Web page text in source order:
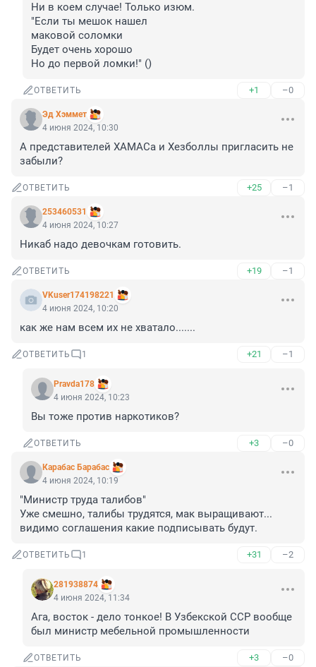
Ни в коем случае! Только изюм.
"Если ты мешок нашел
маковой соломки
Будет очень хорошо
Но до первой ломки!" ()
ОТВЕТИТЬ +1 –0
Эд Хэммет
4 июня 2024, 10:30
А представителей ХАМАСа и Хезболлы пригласить не
забыли?
ОТВЕТИТЬ +25 –1
253460531
4 июня 2024, 10:27
Никаб надо девочкам готовить.
ОТВЕТИТЬ +19 –1
VKuser174198221
4 июня 2024, 10:20
как же нам всем их не хватало.......
ОТВЕТИТЬ 1 +21 –1
Pravda178
4 июня 2024, 10:23
Вы тоже против наркотиков?
ОТВЕТИТЬ +3 –0
Карабас Барабас
4 июня 2024, 10:19
"Министр труда талибов"
Уже смешно, талибы трудятся, мак выращивают...
видимо соглашения какие подписывать будут.
ОТВЕТИТЬ 1 +31 –2
281938874
4 июня 2024, 11:34
Ага, восток - дело тонкое! В Узбекской ССР вообще
был министр мебельной промышленности
ОТВЕТИТЬ +3 –0